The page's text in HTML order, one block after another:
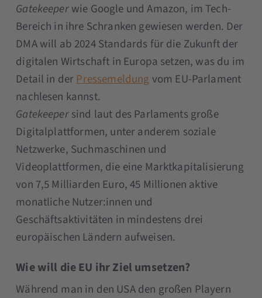
Gatekeeperwie Google und Amazon, im Tech-
Bereich in ihre Schranken gewiesen werden. Der
DMA will ab 2024 Standards für die Zukunft der
digitalen Wirtschaft in Europa setzen, was du im
Detail in derPressemeldung vom EU-Parlament
nachlesen kannst.
Gatekeepersind laut des Parlaments große
Digitalplattformen, unter anderem soziale
Netzwerke, Suchmaschinen und
Videoplattformen, die eine Marktkapitalisierung
von 7,5 Milliarden Euro, 45 Millionen aktive
monatliche Nutzer:innen und
Geschäftsaktivitäten in mindestens drei
europäischen Ländern aufweisen.
Wie will die EU ihr Ziel umsetzen?
Während man in den USA den großen Playern